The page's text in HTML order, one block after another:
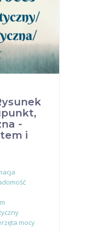
-
i
mocy